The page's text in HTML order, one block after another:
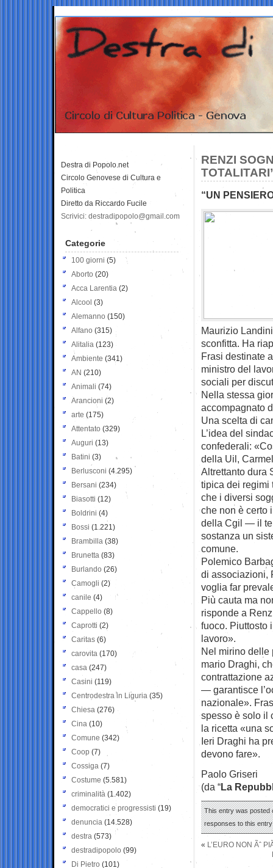
RENZI
“UN
Maurizio
sconfitta. Ha
Frasi destinate
ministro del
sociali per
Nella stessa
accompagnato
Una scelta di
L’idea del
confederali:
della Uil,
Altrettanto dura
tipica dei regimi
che i diversi
che non è certo
della Cgil — il
sostanza un
comune.
Polemico
di associazioni,
voglia far
Più cauta ma
risponde a
fuoco. Piuttosto
lavoro».
Nel mirino delle
mario Draghi,
contrattazione
— garantisce
nazionale».
spesso è solo il
la ricetta «una
Ieri Draghi ha
devono fare».
Paolo Griseri
(da “La
This entry was posted
responses to this
« L’EURO NON Ãˆ
Destra di Popolo.net
Circolo Genovese di Cultura e
Politica
Diretto da Riccardo Fucile
Scrivici: destradipopolo@gmail.com
Categorie
100 giorni (5)
Aborto (20)
Acca Larentia (2)
Alcool (3)
Alemanno (150)
Alfano (315)
Alitalia (123)
Ambiente (341)
AN (210)
Animali (74)
Arancioni (2)
arte (175)
Attentato (329)
Auguri (13)
Batini (3)
Berlusconi (4.295)
Bersani (234)
Biasotti (12)
Boldrini (4)
Bossi (1.221)
Brambilla (38)
Brunetta (83)
Burlando (26)
Camogli (2)
canile (4)
Cappello (8)
Caprotti (2)
Caritas (6)
carovita (170)
casa (247)
Casini (119)
Centrodestra in Liguria (35)
Chiesa (276)
Cina (10)
Comune (342)
Coop (7)
Cossiga (7)
Costume (5.581)
criminalità (1.402)
democratici e progressisti (19)
denuncia (14.528)
destra (573)
destradipopolo (99)
Di Pietro (101)